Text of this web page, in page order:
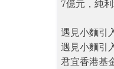
7億元，純
遇見小麵引
遇見小麵引
君宜香港基